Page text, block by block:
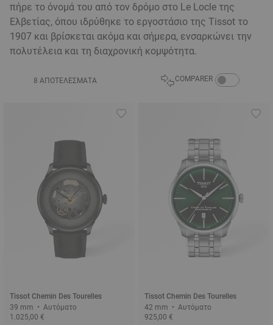
πήρε το όνομά του από τον δρόμο στο Le Locle της
Ελβετίας, όπου ιδρύθηκε το εργοστάσιο της Tissot το
1907 και βρίσκεται ακόμα και σήμερα, ενσαρκώνει την
πολυτέλεια και τη διαχρονική κομψότητα.
8 ΑΠΟΤΕΛΈΣΜΑΤΑ COMPARER COMPARE
Tissot Chemin Des Tourelles
39 mm • Αυτόματο
1.025,00 €
Tissot Chemin Des Tourelles
42 mm • Αυτόματο
925,00 €